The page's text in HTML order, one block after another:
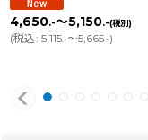
4,650.-～5,150.-(税別)
(税込: 5,115.-～5,665.-)